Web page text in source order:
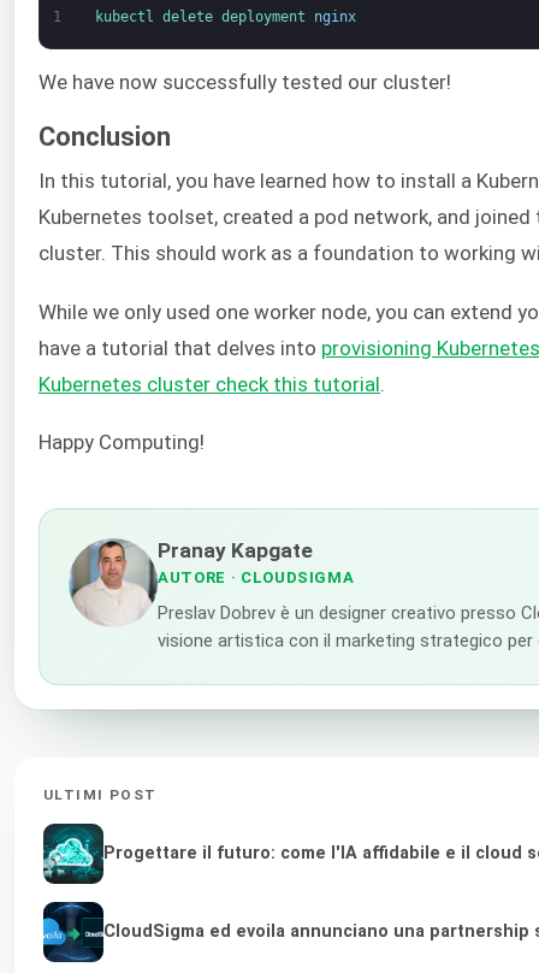
1 kubectl delete deployment nginx
We have now successfully tested our cluster!
Conclusion
In this tutorial, you have learned how to install a
Kubernetes toolset, created a pod network, and
cluster. This should work as a foundation to working
While we only used one worker node, you can
have a tutorial that delves into provisioning
Kubernetes cluster check this tutorial
Happy Computing!
Pranay Kapgate
AUTORE · CLOUDSIGMA
Preslav Dobrev è un designer creativo presso
visione artistica con il marketing strategico
ULTIMI POST
Progettare il futuro: come l'IA affidabile e il cloud
CloudSigma ed evoila annunciano una